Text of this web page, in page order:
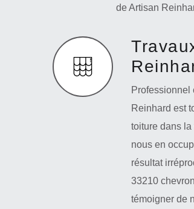
de Artisan
Professionnel
Reinhard est
toiture dans
nous en
résultat
33210
témoigner de